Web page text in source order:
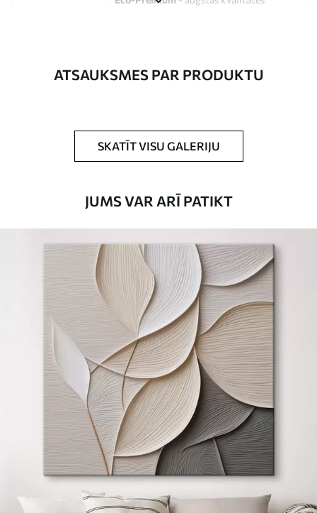
Jūs varat pievienot lakas pārklājumu.
No15.00€
Eco-Premium
.00
ATSAUKSMES PAR PRODUKTU
SKATĪT VISU GALERIJU
JUMS VAR ARĪ PATIKT